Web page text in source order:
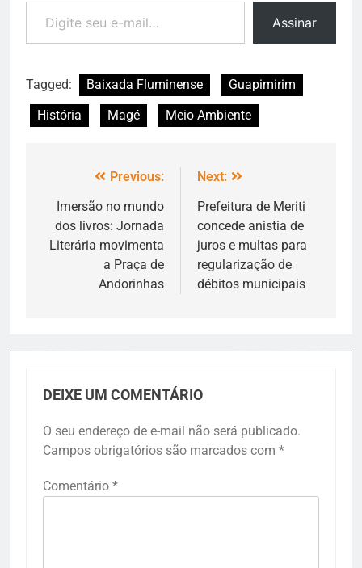
Assinar
Tagged: Baixada Fluminense
Guapimirim
História
Magé Meio Ambiente
Previous:
Imersão no mundo
dos livros: Jornada
Literária movimenta
a Praça de
Andorinhas
Next:
Prefeitura de Meriti
concede anistia de
juros e multas para
regularização de
débitos municipais
DEIXE UM COMENTÁRIO
O seu endereço de e-mail não será publicado.
Campos obrigatórios são marcados com *
Comentário *